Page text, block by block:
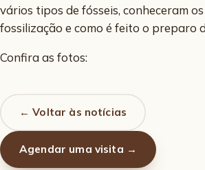
vários tipos de fósseis, conheceram
fossilização e como é feito o preparo
Confira as fotos:
← Voltar às notícias
Agendar uma visita →